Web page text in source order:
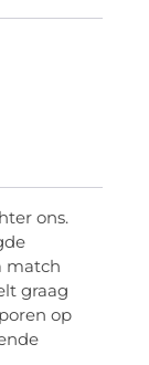
ons.
match
graag
op